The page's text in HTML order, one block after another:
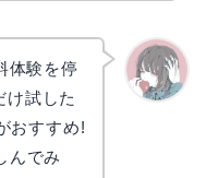
体験を停
け試した
おすすめ!
んでみ